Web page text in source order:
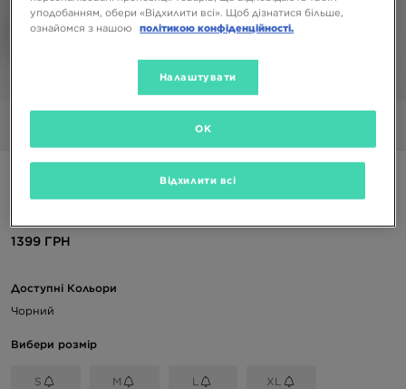
NIKE КОФТА З КАПЮШОНОМ M NSW CLUB DT HOODIE
1399 ГРН
Доступні Кольори
Чорний
Вибери розмір
S M L XL
уподобанням, обери «Відхилити всі». Щоб дізнатися більше,
ознайомся з нашою
політикою конфіденційності.
Налаштувати
Відхилити всі
OK